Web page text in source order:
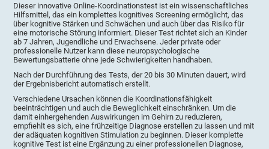
Dieser innovative Online-Koordinationstest ist ein wissenschaftliches
Hilfsmittel, das ein komplettes kognitives Screening ermöglicht, das
über kognitive Stärken und Schwächen und auch über das Risiko für
eine motorische Störung informiert. Dieser Test richtet sich an Kinder
ab 7 Jahren, Jugendliche und Erwachsene. Jeder private oder
professionelle Nutzer kann diese neuropsychologische
Bewertungsbatterie ohne jede Schwierigkeiten handhaben.
Nach der Durchführung des Tests, der 20 bis 30 Minuten dauert, wird
der Ergebnisbericht automatisch erstellt.
Verschiedene Ursachen können die Koordinationsfähigkeit
beeinträchtigen und auch die Beweglichkeit einschränken. Um die
damit einhergehenden Auswirkungen im Gehirn zu reduzieren,
empfiehlt es sich, eine frühzeitige Diagnose erstellen zu lassen und mit
der adäquaten kognitiven Stimulation zu beginnen. Dieser komplette
kognitive Test ist eine Ergänzung zu einer professionellen Diagnose,